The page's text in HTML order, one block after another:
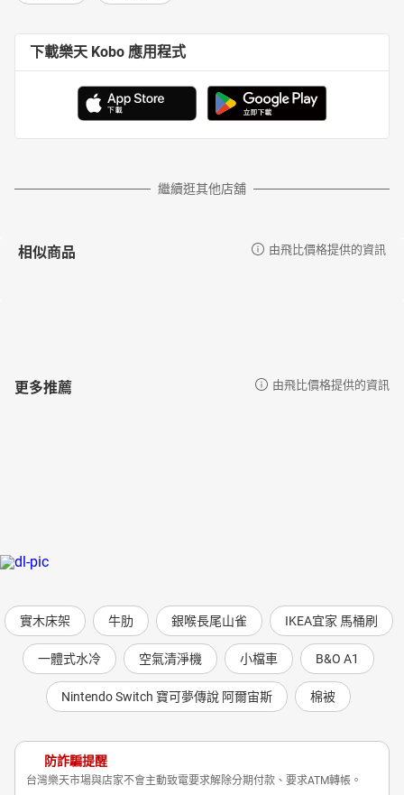
下載樂天 Kobo 應用程式
繼續逛其他店舖
相似商品 由飛比價格提供的資訊
更多推薦 由飛比價格提供的資訊
實木床架 牛肋 銀喉長尾山雀 IKEA宜家 馬桶刷
一體式水冷 空氣清淨機 小檔車 B&O A1
Nintendo Switch 寶可夢傳說 阿爾宙斯 棉被
防詐騙提醒
台灣樂天市場與店家不會主動致電要求解除分期付款、要求ATM轉帳。